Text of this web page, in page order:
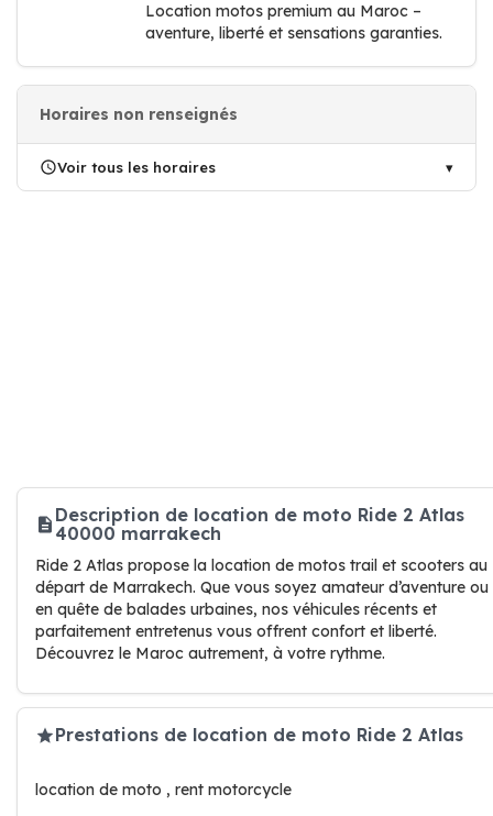
Location motos premium au Maroc –
aventure, liberté et sensations garanties.
Horaires non renseignés
Voir tous les horaires
Description de location de moto Ride 2 Atlas
40000 marrakech
Ride 2 Atlas propose la location de motos trail et scooters au
départ de Marrakech. Que vous soyez amateur d’aventure ou
en quête de balades urbaines, nos véhicules récents et
parfaitement entretenus vous offrent confort et liberté.
Découvrez le Maroc autrement, à votre rythme.
Prestations de location de moto Ride 2 Atlas
location de moto , rent motorcycle